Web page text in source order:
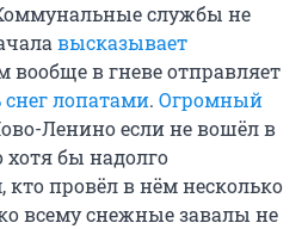
службы не
высказывает
вообще в гневе отправляет
снег лопатами. Огромный
Ленино если не вошёл в
бы надолго
провёл в нём несколько
всему снежные завалы не